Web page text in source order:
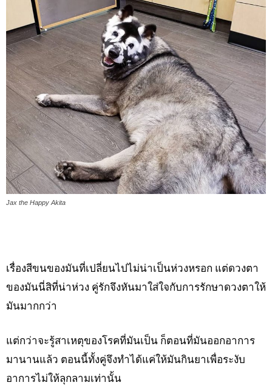
Jax the Happy Akita
เรื่องสีขนของมันที่เปลี่ยนไปไม่น่าเป็นห่วงหรอก แต่ดวงตา
ของมันนี่สิที่น่าห่วง คู่รักจึงหันมาใส่ใจกับการรักษาดวงตาให้
มันมากกว่า
แต่กว่าจะรู้สาเหตุของโรคที่มันเป็น ก็ตอนที่มันออกอาการ
มานานแล้ว ตอนนี้ทั้งคู่จึงทำได้แค่ให้มันกินยาเพื่อระงับ
อาการไม่ให้ลุกลามเท่านั้น